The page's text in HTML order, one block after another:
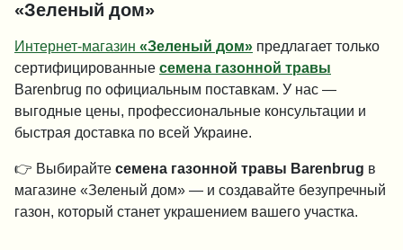
«Зеленый дом»
Интернет-магазин «Зеленый дом» предлагает только
сертифицированные семена газонной травы
Barenbrug по официальным поставкам. У нас —
выгодные цены, профессиональные консультации и
быстрая доставка по всей Украине.
👉 Выбирайте семена газонной травы Barenbrug в
магазине «Зеленый дом» — и создавайте безупречный
газон, который станет украшением вашего участка.